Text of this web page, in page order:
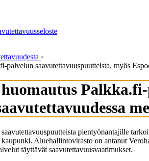
›
saavu­tet­tavuus­puut­teista, myös
pientyönantajille
kaupunki. Aluehallintovirasto on antanut
täyttävät saavutettavuusvaatimukset.